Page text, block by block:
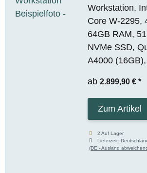
Workstation,
Core W-2295,
64GB RAM,
NVMe SSD,
A4000
ab 2.899,90 € *
Zum Artikel
2 Auf Lager
Lieferzeit:
(DE - Ausland